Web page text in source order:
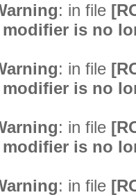
: in file
modifier is no
: in file
modifier is no
: in file
modifier is no
: in file